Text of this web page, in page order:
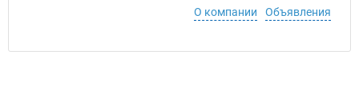
О компании
Объявления